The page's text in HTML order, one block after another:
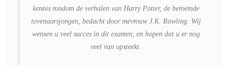
kennis rondom de verhalen van Harry Potter, de beroemde
tovenaarsjongen, bedacht door mevrouw J.K. Rowling. Wij
wensen u veel succes in dit examen, en hopen dat u er nog
veel van opsteekt.